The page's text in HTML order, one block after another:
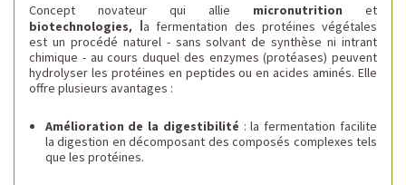
Concept novateur qui allie micronutrition et
biotechnologies, la fermentation des protéines végétales
est un procédé naturel - sans solvant de synthèse ni intrant
chimique - au cours duquel des enzymes (protéases) peuvent
hydrolyser les protéines en peptides ou en acides aminés. Elle
offre plusieurs avantages :
Amélioration de la digestibilité : la fermentation facilite
la digestion en décomposant des composés complexes tels
que les protéines.